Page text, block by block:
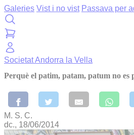
Galeries Vist i no vist Passava per
SocietatAndorra la Vella
Perquè el patim, patam, patum no es
M. S. C.
dc., 18/06/2014